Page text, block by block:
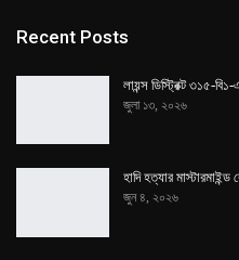
Recent Posts
লায়ন্স ডিস্ট্রিক্ট ৩১৫-
জুলা ১৩, ২০২৬
হাদি হত্যার মাস্টারমাইন্ড
জুন ৪, ২০২৬